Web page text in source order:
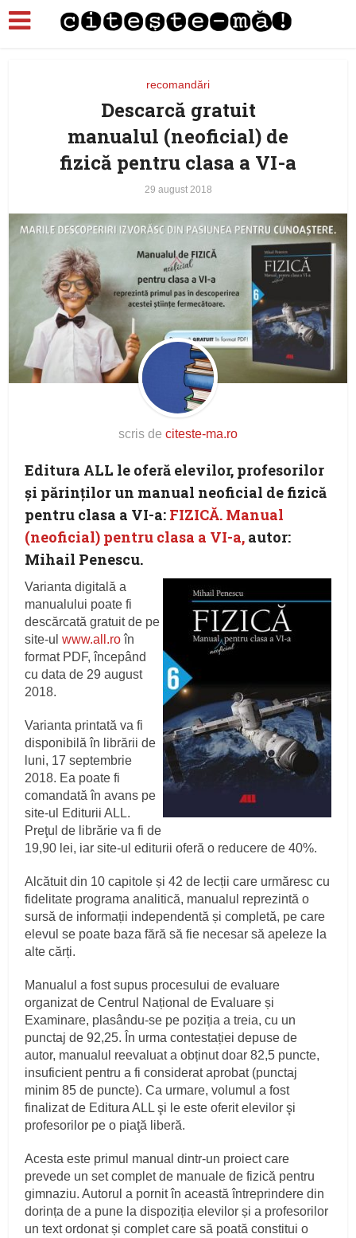
recomandări
Descarcă gratuit
manualul (neoficial) de
fizică pentru clasa a VI-a
29 august 2018
scris de citeste-ma.ro
Editura ALL le oferă elevilor, profesorilor
și părinților un manual neoficial de fizică
pentru clasa a VI-a: FIZICĂ. Manual
(neoficial) pentru clasa a VI-a, autor:
Mihail Penescu.
Varianta digitală a
manualului poate fi
descărcată gratuit de pe
site-ulwww.all.roîn
format PDF, începând
cu data de 29 august
2018.
Varianta printată va fi
disponibilă în librării de
luni, 17 septembrie
2018. Ea poate fi
comandată în avans pe
site-ul Editurii ALL.
Preţul de librărie va fi de
19,90 lei, iar site-ul editurii oferă o reducere de 40%.
Alcătuit din 10 capitole și 42 de lecții care urmăresc cu
fidelitate programa analitică, manualul reprezintă o
sursă de informații independentă și completă, pe care
elevul se poate baza fără să fie necesar să apeleze la
alte cărți.
Manualul a fost supus procesului de evaluare
organizat de Centrul Național de Evaluare și
Examinare, plasându-se pe poziția a treia, cu un
punctaj de 92,25. În urma contestației depuse de
autor, manualul reevaluat a obținut doar 82,5 puncte,
insuficient pentru a fi considerat aprobat (punctaj
minim 85 de puncte). Ca urmare, volumul a fost
finalizat de Editura ALL şi le este oferit elevilor şi
profesorilor pe o piaţă liberă.
Acesta este primul manual dintr-un proiect care
prevede un set complet de manuale de fizică pentru
gimnaziu. Autorul a pornit în această întreprindere din
dorința de a pune la dispoziția elevilor și a profesorilor
un text ordonat și complet care să poată constitui o